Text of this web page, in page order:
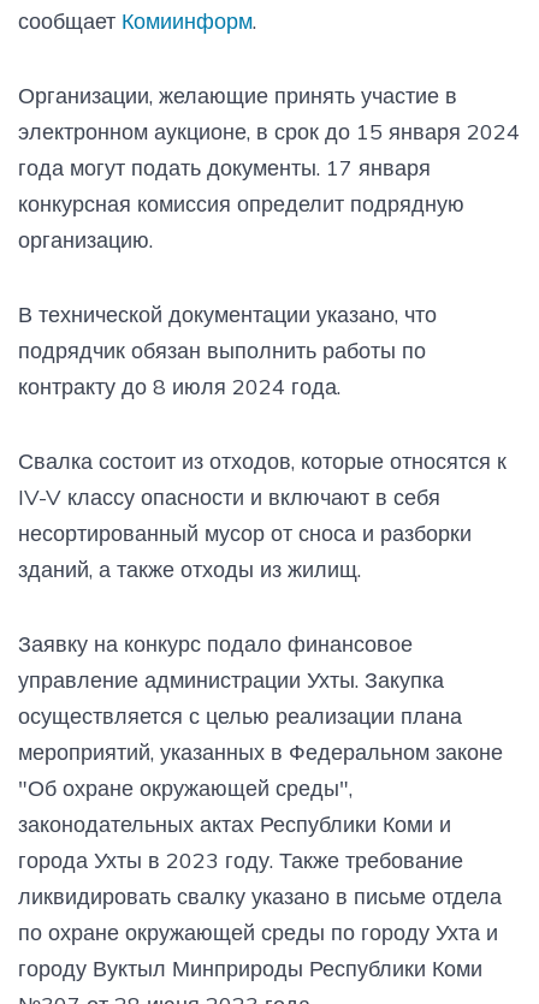
сообщает Комиинформ.
Организации, желающие принять участие в
электронном аукционе, в срок до 15 января 2024
года могут подать документы. 17 января
конкурсная комиссия определит подрядную
организацию.
В технической документации указано, что
подрядчик обязан выполнить работы по
контракту до 8 июля 2024 года.
Свалка состоит из отходов, которые относятся к
IV-V классу опасности и включают в себя
несортированный мусор от сноса и разборки
зданий, а также отходы из жилищ.
Заявку на конкурс подало финансовое
управление администрации Ухты. Закупка
осуществляется с целью реализации плана
мероприятий, указанных в Федеральном законе
"Об охране окружающей среды",
законодательных актах Республики Коми и
города Ухты в 2023 году. Также требование
ликвидировать свалку указано в письме отдела
по охране окружающей среды по городу Ухта и
городу Вуктыл Минприроды Республики Коми